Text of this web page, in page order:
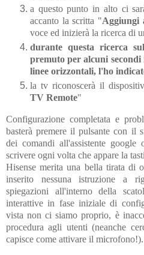
a questo punto in alto ci
accanto la scritta "Aggiungi
voce ed inizierà la ricerca di
durante questa ricerca
premuto per alcuni
linee orizzontali, l'ho
la tv riconoscerà il
TV Remote"
Configurazione completata e
basterà premere il pulsante con il
dei comandi all'assistente
scrivere ogni volta che appare la
Hisense merita una bella tirata di
inserito nessuna istruzione a
spiegazioni all'interno della
interattive in fase iniziale di
vista non ci siamo proprio, è
procedura agli utenti (neanche
capisce come attivare il microfono!).